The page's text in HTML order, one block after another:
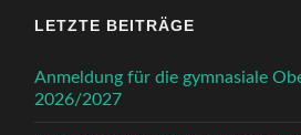
LETZTE BEITRÄGE
Anmeldung für die gymnasiale
2026/2027